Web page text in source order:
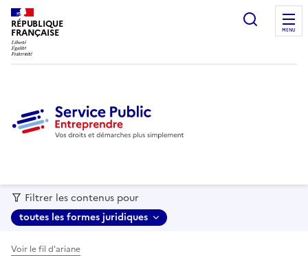
RÉPUBLIQUE
FRANÇAISE MENU
Filtrer les contenus pour
toutes les formes juridiques
Voir le fil d'ariane